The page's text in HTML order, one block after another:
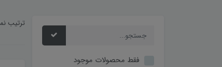
فقط محصولات موجود
ترتیب